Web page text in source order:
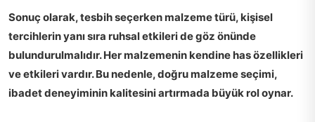
Sonuç olarak, tesbih seçerken malzeme türü, kişisel
tercihlerin yanı sıra ruhsal etkileri de göz önünde
bulundurulmalıdır. Her malzemenin kendine has özellikleri
ve etkileri vardır. Bu nedenle,doğru malzeme seçimi,
ibadet deneyiminin kalitesini artırmada büyük rol oynar.